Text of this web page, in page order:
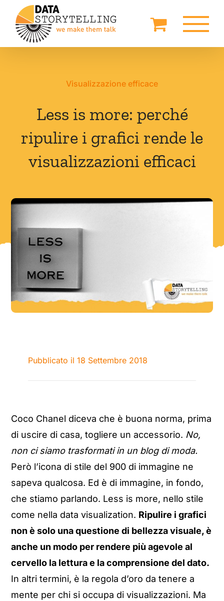
contenuto
Visualizzazione efficace
Less is more: perché
ripulire i grafici rende le
visualizzazioni efficaci
Pubblicato il 18 Settembre 2018
Coco Chanel diceva che è buona norma, prima
di uscire di casa, togliere un accessorio. No,
non ci siamo trasformati in un blog di moda.
Però l’icona di stile del 900 di immagine ne
sapeva qualcosa. Ed è di immagine, in fondo,
che stiamo parlando. Less is more, nello stile
come nella data visualization. Ripulire i grafici
non è solo una questione di bellezza visuale, è
anche un modo per rendere più agevole al
cervello la lettura e la comprensione del dato.
In altri termini, è la regola d’oro da tenere a
mente per chi si occupa di visualizzazioni. Ma